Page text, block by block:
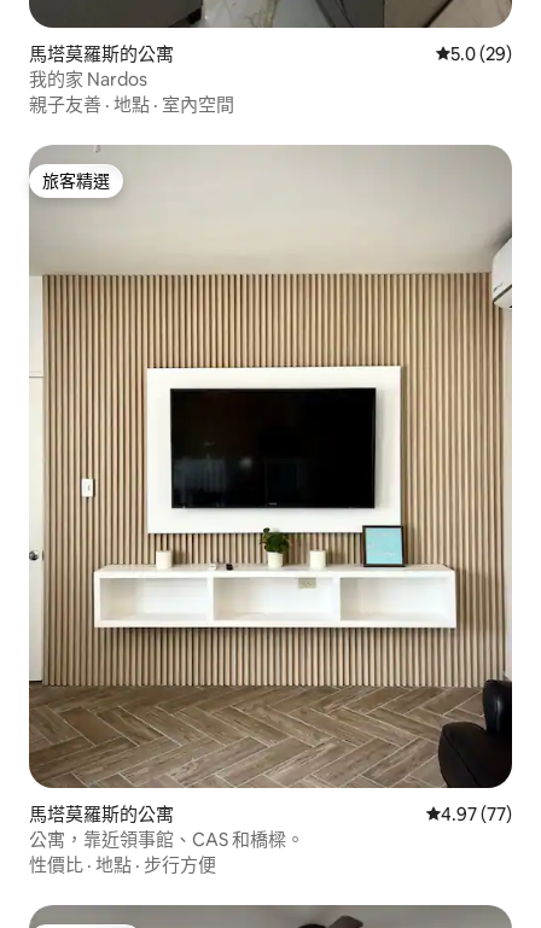
馬塔莫羅斯的公寓 從 29 則評
5.0 (29)
我的家 Nardos
親子友善 · 地點 · 室內空間
旅客精選
旅客精選
馬塔莫羅斯的公寓 從 77 則評價
4.97 (77)
公寓，靠近領事館、CAS 和橋樑。
性價比 · 地點 · 步行方便